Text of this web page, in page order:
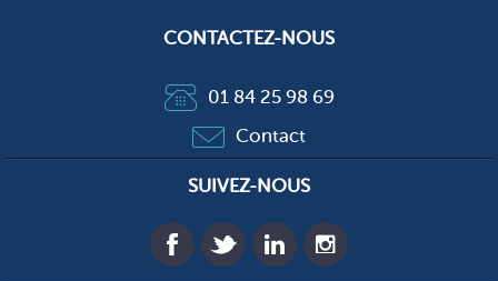
CONTACTEZ-NOUS
01 84 25 98 69
Contact
SUIVEZ-NOUS